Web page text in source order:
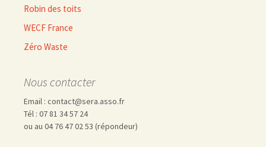
Robin des toits
WECF France
Zéro Waste
Nous contacter
Email : contact@sera.asso.fr
Tél : 07 81 34 57 24
ou au 04 76 47 02 53 (répondeur)